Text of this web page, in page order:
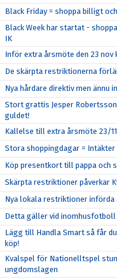
Black Friday = shoppa billigt
Black Week har startat -
IK
Inför extra årsmöte den 23 nov
De skärpta restriktionerna
Nya hårdare direktiv men
Stort grattis Jesper
guldet!
Kallelse till extra årsmöte 23/
Stora shoppingdagar = Intäkter
Köp presentkort till pappa och
Skärpta restriktioner påverkar
Nya lokala restriktioner införda
Detta gäller vid
Lägg till Handla Smart så får
köp!
Kvalspel för Nationelltspel
ungdomslagen